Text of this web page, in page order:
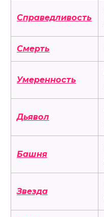
Справедливость
Смерть
Умеренность
Дьявол
Башня
Звезда